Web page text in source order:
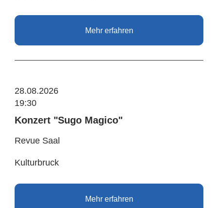
Mehr erfahren
28.08.2026
19:30
Konzert "Sugo Magico"
Revue Saal
Kulturbruck
Mehr erfahren